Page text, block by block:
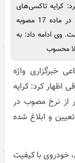
کرایه تاکسی‌های
برقی شهر تهران 30 درصد کمتر از نرخ مصوب در ماده 17 مصوبه
وی ادامه داد: به
محسوب
خبرگزاری واژه
اظهار کرد: کرایه
30 درصد کمتر از نرخ مصوب در
تعیین و ابلاغ شده
خودروی با کیفیت